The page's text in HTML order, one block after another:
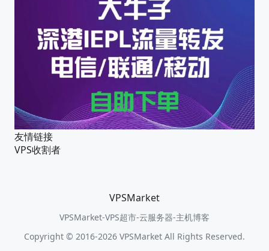
友情链接
VPS收割者
VPSMarket
VPSMarket-VPS超市-云服务器-主机博客
Copyright © 2016-2026 VPSMarket All Rights Reserved.